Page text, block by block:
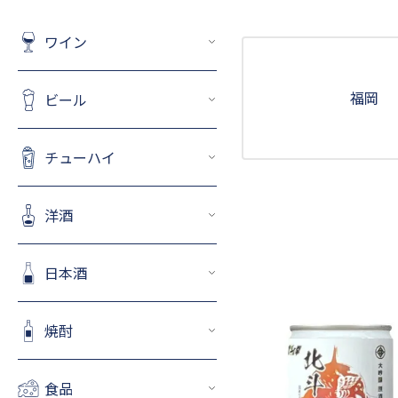
ワイン
ビール
チューハイ
洋酒
日本酒
焼酎
食品
福岡